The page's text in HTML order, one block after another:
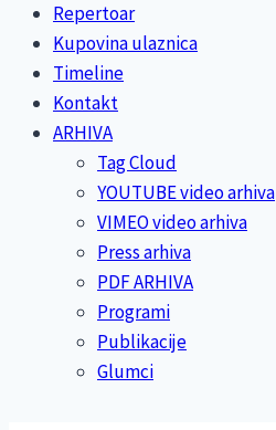
Repertoar
Kupovina ulaznica
Timeline
Kontakt
ARHIVA
Tag Cloud
YOUTUBE video arhiva
VIMEO video arhiva
Press arhiva
PDF ARHIVA
Programi
Publikacije
Glumci